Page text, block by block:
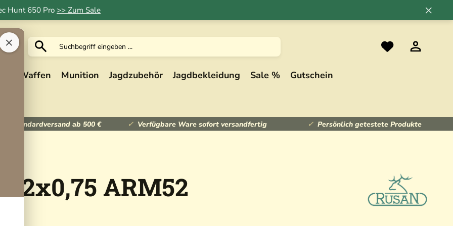
Hunt 650 Pro >> Zum Sale
×
×
Waffen Munition Jagdzubehör Jagdbekleidung Sale % Gutschein
Standardversand ab 500 € Verfügbare Ware sofort versandfertig Persönlich getestete Produkte
ARM52